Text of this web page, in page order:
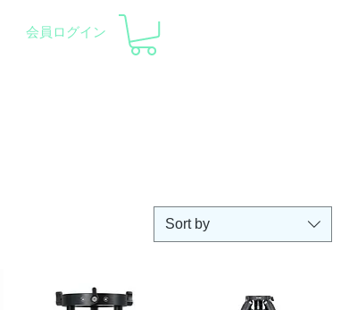
会員ログイン
Sort by